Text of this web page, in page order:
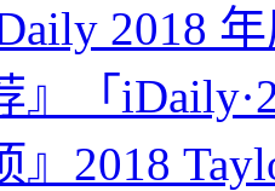
2018
』「
』2018